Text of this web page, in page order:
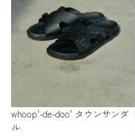
whoop'-de-doo' タウンサンダ
ル